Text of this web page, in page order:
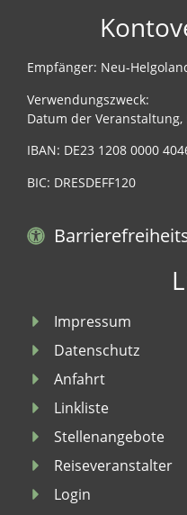
Empfänger: Neu-
Verwendungszweck:
Datum der
IBAN: DE23 1208 0000
BIC: DRESDEFF120
Impressum
Datenschutz
Anfahrt
Linkliste
Stellenangebote
Reiseveranstalter
Login